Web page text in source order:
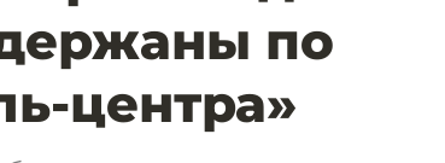
по
центра»